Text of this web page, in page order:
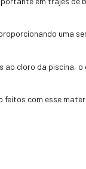
uma
cloro da piscina,
com esse